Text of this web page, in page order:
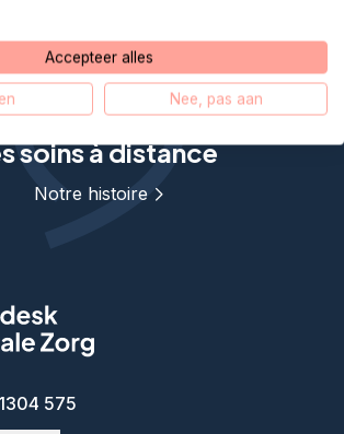
Digital Care rapproche
soins à distance
Notre histoire
575
Accepteer alles
Nee, pas aan